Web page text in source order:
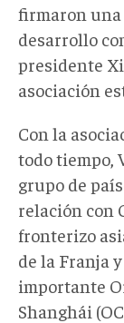
firmaron una
desarrollo
presidente Xi
asociación
Con la
todo tiempo,
grupo de
relación con
fronterizo
de la Franja
importante
Shanghái